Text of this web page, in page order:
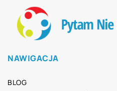
NAWIGACJA
BLOG